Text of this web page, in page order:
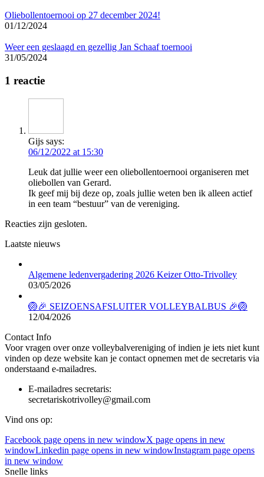
Oliebollentoernooi op 27 december 2024!
01/12/2024
Weer een geslaagd en gezellig Jan Schaaf toernooi
31/05/2024
1 reactie
Gijs says:
06/12/2022 at 15:30
Leuk dat jullie weer een oliebollentoernooi organiseren met
oliebollen van Gerard.
Ik geef mij bij deze op, zoals jullie weten ben ik alleen actief
in een team “bestuur” van de vereniging.
Reacties zijn gesloten.
Laatste nieuws
Algemene ledenvergadering 2026 Keizer Otto-Trivolley
03/05/2026
🏐🎉 SEIZOENSAFSLUITER VOLLEYBALBUS 🎉🏐
12/04/2026
Contact Info
Voor vragen over onze volleybalvereniging of indien je iets niet kunt
vinden op deze website kan je contact opnemen met de secretaris via
onderstaand e-mailadres.
E-mailadres secretaris:
secretariskotrivolley@gmail.com
Vind ons op:
Facebook page opens in new windowX page opens in new
windowLinkedin page opens in new windowInstagram page opens
in new window
Snelle links